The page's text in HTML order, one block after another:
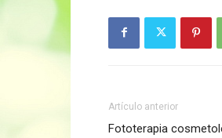
Artículo anterior
Fototerapia